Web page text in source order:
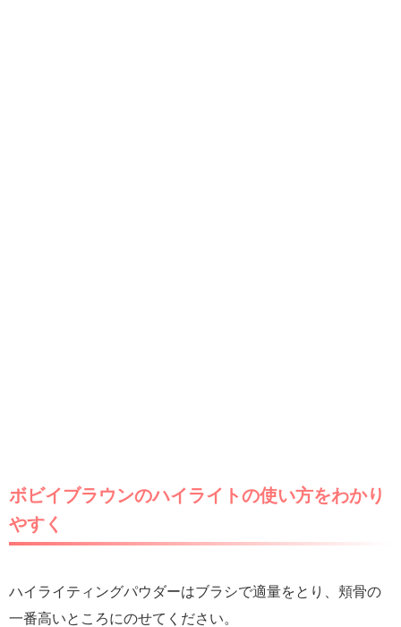
ボビイブラウンのハイライトの使い方をわかり
やすく
ハイライティングパウダーはブラシで適量をとり、頬骨の
一番高いところにのせてください。